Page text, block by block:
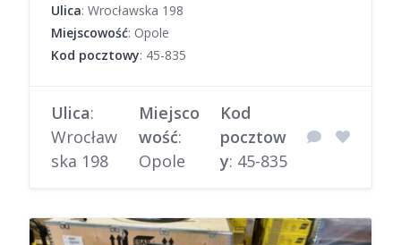
Ulica: Wrocławska 198
Miejscowość: Opole
Kod pocztowy: 45-835
Ulica:
Wrocław
ska 198
Miejsco
wość:
Opole
Kod
pocztow
y: 45-835